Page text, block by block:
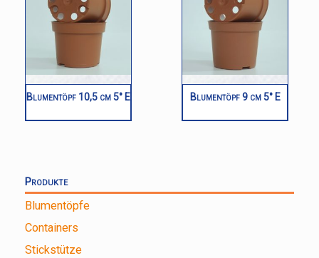
Blumentöpf 10,5 cm 5° E Blumentöpf 9 cm 5° E
Produkte
Blumentöpfe
Containers
Stickstütze